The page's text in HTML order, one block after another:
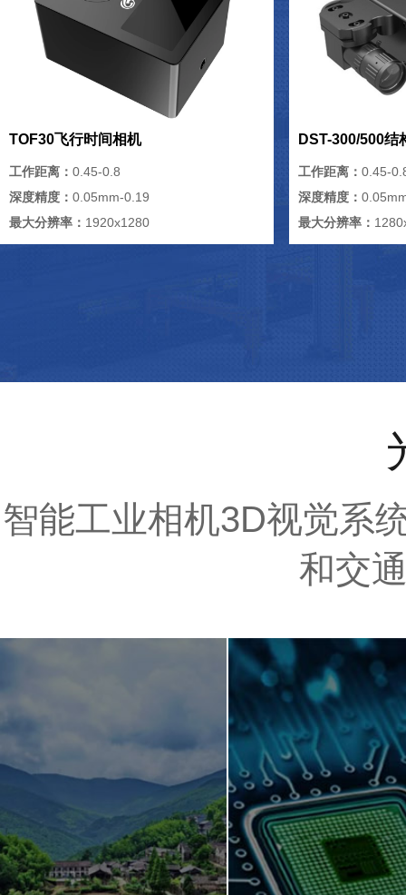
TOF30飞行时间相机
工作距离： 0.45-0.8
深度精度： 0.05mm-0.19
最大分辨率： 1920x1280
DST-300/500结
工作距离：0.45-
深度精度：
最大分辨率：
智能工业相机3D视觉系
和交